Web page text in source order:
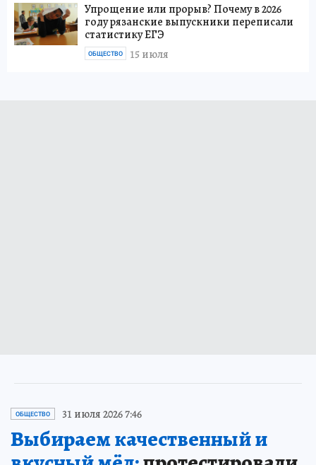
Упрощение или прорыв? Почему в 2026
году рязанские выпускники переписали
статистику ЕГЭ
15 июля
ОБЩЕСТВО
ОБЩЕСТВО 31 июля 2026 7:46
Выбираем качественный и